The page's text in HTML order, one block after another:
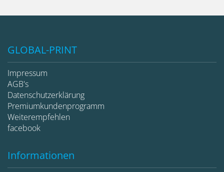
GLOBAL-PRINT
Impressum
AGB's
Datenschutzerklärung
Premiumkundenprogramm
Weiterempfehlen
facebook
Informationen